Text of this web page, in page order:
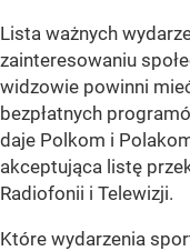
Lista ważnych
zainteresowaniu
widzowie powinni
bezpłatnych
daje Polkom i
akceptująca listę
Radiofonii i Telewizji.
Które wydarzenia